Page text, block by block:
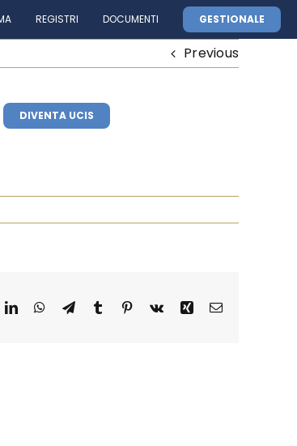
REGISTRI DOCUMENTI GESTIONALE
DIVENTA UCIS
Previous
LinkedInWhatsApp
TelegramTumblr Pinterest
Vk Xing Email